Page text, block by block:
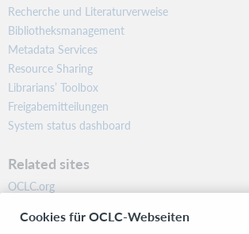
Recherche und Literaturverweise
Bibliotheksmanagement
Metadata Services
Resource Sharing
Librarians’ Toolbox
Freigabemitteilungen
System status dashboard
Related sites
OCLC.org
Community
Cookies für OCLC-Webseiten